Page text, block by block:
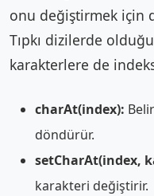
onu değiştirmek için
Tıpkı dizilerde
karakterlere de
charAt(index):
döndürür.
setCharAt(index,
karakteri değiştirir.